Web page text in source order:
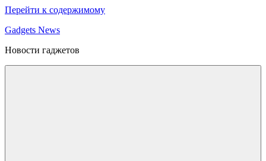
Перейти к содержимому
Gadgets News
Новости гаджетов